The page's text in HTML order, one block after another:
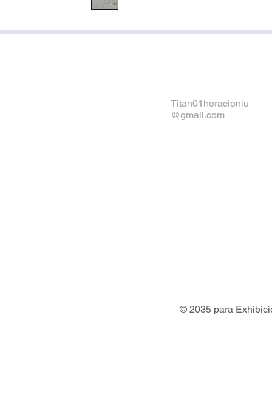
Titan01horacioniu
@gmail.com
© 2035 para